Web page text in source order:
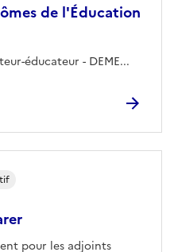
de l'Éducation
éducateur - DEME...
pour les adjoints